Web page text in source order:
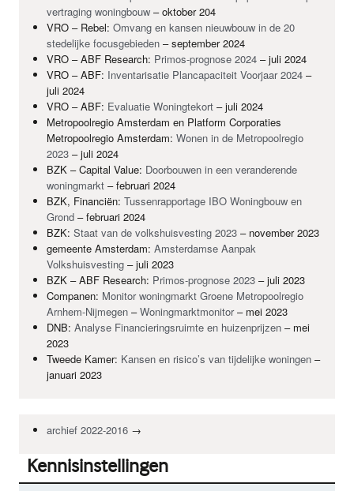
vertraging woningbouw – oktober 204
VRO – Rebel:Omvang en kansen nieuwbouw in de 20
stedelijke focusgebieden – september 2024
VRO –ABF Research: Primos-prognose 2024 – juli 2024
VRO –ABF: Inventarisatie Plancapaciteit Voorjaar 2024 –
juli 2024
VRO –ABF: Evaluatie Woningtekort – juli 2024
Metropoolregio Amsterdam en Platform Corporaties
Metropoolregio Amsterdam:Wonen in de Metropoolregio
2023 – juli 2024
BZK – Capital Value: Doorbouwen in een veranderende
woningmarkt – februari 2024
BZK, Financiën:Tussenrapportage IBO Woningbouw en
Grond – februari 2024
BZK:Staat van de volkshuisvesting 2023 – november 2023
gemeente Amsterdam:Amsterdamse Aanpak
Volkshuisvesting – juli 2023
BZK –ABF Research: Primos-prognose 2023 – juli 2023
Companen: Monitor woningmarkt Groene Metropoolregio
Arnhem-Nijmegen –Woningmarktmonitor– mei 2023
DNB:Analyse Financieringsruimte en huizenprijzen – mei
2023
Tweede Kamer: Kansen en risico’s van tijdelijke woningen –
januari 2023
archief 2022-2016 →
Kennisinstellingen